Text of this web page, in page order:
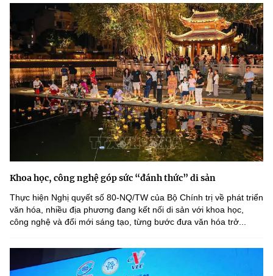
Khoa học, công nghệ góp sức “đánh thức” di sản
Thực hiện Nghị quyết số 80-NQ/TW của Bộ Chính trị về phát triển
văn hóa, nhiều địa phương đang kết nối di sản với khoa học,
công nghệ và đổi mới sáng tạo, từng bước đưa văn hóa trở...